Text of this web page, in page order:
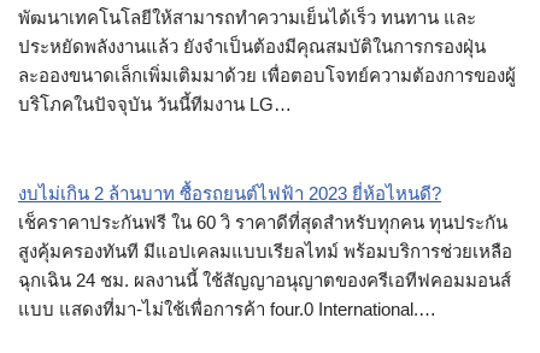
พัฒนาเทคโนโลยีให้สามารถทำความเย็นได้เร็ว ทนทาน และ
ประหยัดพลังงานแล้ว ยังจำเป็นต้องมีคุณสมบัติในการกรองฝุ่น
ละอองขนาดเล็กเพิ่มเติมมาด้วย เพื่อตอบโจทย์ความต้องการของผู้
บริโภคในปัจจุบัน วันนี้ทีมงาน LG…
งบไม่เกิน 2 ล้านบาท ซื้อรถยนต์ไฟฟ้า 2023 ยี่ห้อไหนดี?
เช็คราคาประกันฟรี ใน 60 วิ ราคาดีที่สุดสำหรับทุกคน ทุนประกัน
สูงคุ้มครองทันที มีแอปเคลมแบบเรียลไทม์ พร้อมบริการช่วยเหลือ
ฉุกเฉิน 24 ชม. ผลงานนี้ ใช้สัญญาอนุญาตของครีเอทีฟคอมมอนส์
แบบ แสดงที่มา-ไม่ใช้เพื่อการค้า four.0 International.…